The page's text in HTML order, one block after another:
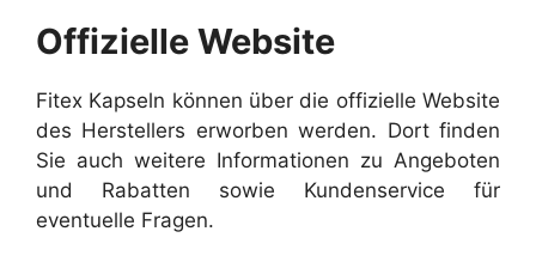
Offizielle Website
Fitex Kapseln können über die offizielle Website
des Herstellers erworben werden. Dort finden
Sie auch weitere Informationen zu Angeboten
und Rabatten sowie Kundenservice für
eventuelle Fragen.